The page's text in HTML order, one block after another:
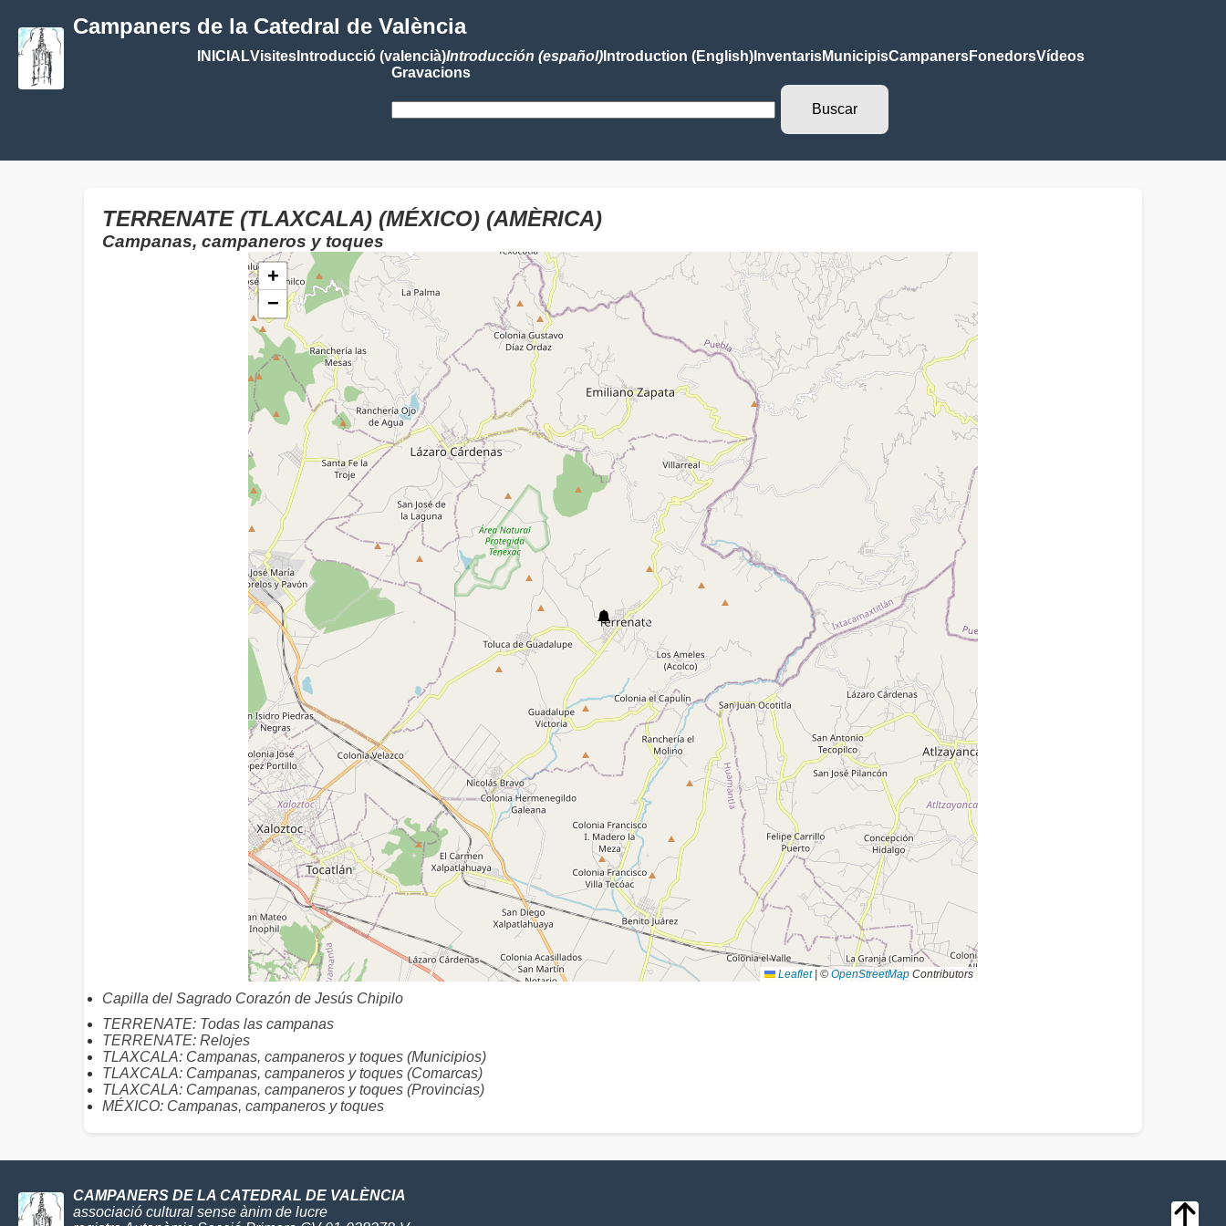
Campaners de la Catedral de València
INICIALVisitesIntroducció (valencià)Introducción (español)Introduction (English)InventarisMunicipisCampanersFonedorsVídeos
Gravacions
TERRENATE (TLAXCALA) (MÉXICO) (AMÈRICA)
Campanas, campaneros y toques
+
−
Leaflet © OpenStreetMap Contributors
Capilla del Sagrado Corazón de Jesús Chipilo
TERRENATE: Todas las campanas
TERRENATE: Relojes
TLAXCALA: Campanas, campaneros y toques (Municipios)
TLAXCALA: Campanas, campaneros y toques (Comarcas)
TLAXCALA: Campanas, campaneros y toques (Provincias)
MÉXICO: Campanas, campaneros y toques
CAMPANERS DE LA CATEDRAL DE VALÈNCIA
associació cultural sense ànim de lucre